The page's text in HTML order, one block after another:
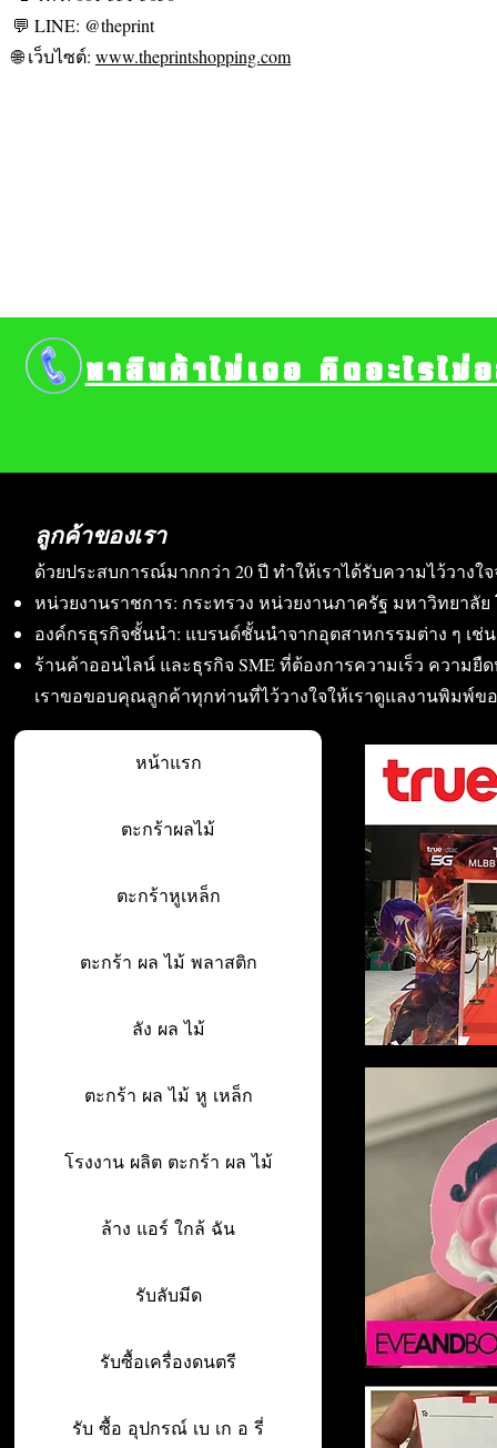
💬 LINE: @theprint
🌐 เว็บไซต์: www.theprintshopping.com
ลูกค้าของเรา
ด้วยประสบการณ์มากกว่า 20 ปี ทำให้เราได้รับความไว้วา
หน่วยงานราชการ: กระทรวง หน่วยงานภาครัฐ มหาวิทยาลัย
องค์กรธุรกิจชั้นนำ: แบรนด์ชั้นนำจากอุตสาหกรรมต่าง ๆ เช่
ร้านค้าออนไลน์ และธุรกิจ SME ที่ต้องการความเร็ว ความยื
เราขอขอบคุณลูกค้าทุกท่านที่ไว้วางใจให้เราดูแลงานพิมพ์ข
หน้าแรก
ตะกร้าผลไม้
ตะกร้าหูเหล็ก
ตะกร้า ผล ไม้ พลาสติก
ลัง ผล ไม้
ตะกร้า ผล ไม้ หู เหล็ก
โรงงาน ผลิต ตะกร้า ผล ไม้
ล้าง แอร์ ใกล้ ฉัน
รับลับมีด
รับซื้อเครื่องดนตรี
รับ ซื้อ อุปกรณ์ เบ เก อ รี่
หาสินค้าไม่เจอ คิดอะไรไ